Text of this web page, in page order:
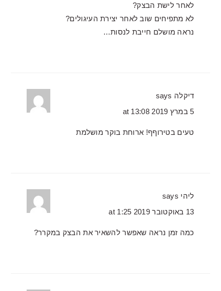
לאחר לישת הבצק?
לא מתפיחים שוב לאחר יצירת העיגולים?
נראה מושלם חייבת לנסות…
דיקלה says
5 במרץ 2019 at 13:08
טעים בטירוףף! ארוחת בוקר מושלמת
ליהי says
13 באוקטובר 2019 at 1:25
כמה זמן נראה שאפשר להשאיר את הבצק במקרר?